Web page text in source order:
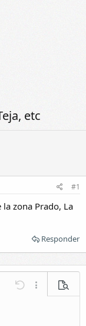
etc
#1
zona Prado, La
Responder
opciones...
Deshacer
Más
Vista